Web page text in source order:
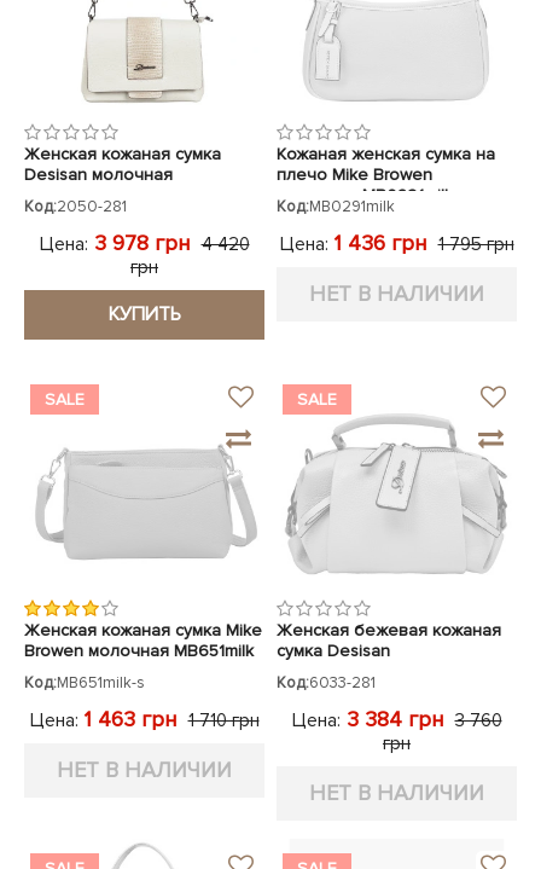
Женская кожаная сумка
Desisan молочная
Код:2050-281
Цена: 3 978 грн 4 420
грн
КУПИТЬ
Кожаная женская сумка на
плечо Mike Browen
молочная MB0291milk
Код:MB0291milk
Цена: 1 436 грн 1 795 грн
НЕТ В НАЛИЧИИ
SALE
Женская кожаная сумка Mike
Browen молочная MB651milk
Код:MB651milk-s
Цена: 1 463 грн 1 710 грн
НЕТ В НАЛИЧИИ
SALE
Женская бежевая кожаная
сумка Desisan
Код:6033-281
Цена: 3 384 грн 3 760
грн
НЕТ В НАЛИЧИИ